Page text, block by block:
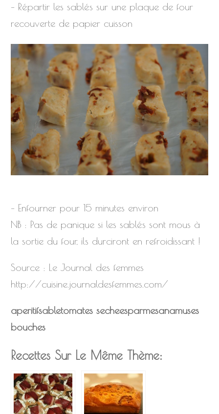
– Répartir les sablés sur une plaque de four
recouverte de papier cuisson
– Enfourner pour 15 minutes environ
NB : Pas de panique si les sablés sont mous à
la sortie du four, ils durciront en refroidissant !
Source : Le Journal des femmes
http://cuisine.journaldesfemmes.com/
aperitifsabletomates secheesparmesanamuses
bouches
Recettes Sur Le Même Thème: